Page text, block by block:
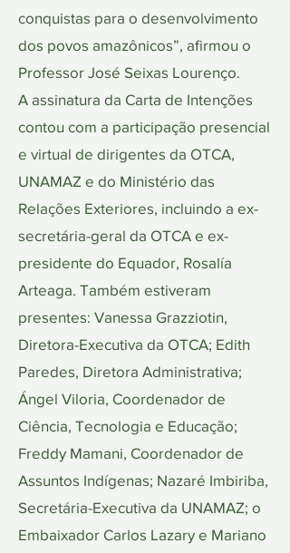
conquistas para o desenvolvimento
dos povos amazônicos”, afirmou o
Professor José Seixas Lourenço.
A assinatura da Carta de Intenções
contou com a participação presencial
e virtual de dirigentes da OTCA,
UNAMAZ e do Ministério das
Relações Exteriores, incluindo a ex-
secretária-geral da OTCA e ex-
presidente do Equador, Rosalía
Arteaga. Também estiveram
presentes: Vanessa Grazziotin,
Diretora-Executiva da OTCA; Edith
Paredes, Diretora Administrativa;
Ángel Viloria, Coordenador de
Ciência, Tecnologia e Educação;
Freddy Mamani, Coordenador de
Assuntos Indígenas; Nazaré Imbiriba,
Secretária-Executiva da UNAMAZ; o
Embaixador Carlos Lazary e Mariano